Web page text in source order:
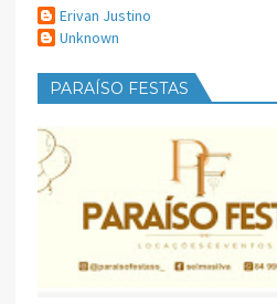
Erivan Justino
Unknown
PARAÍSO FESTAS